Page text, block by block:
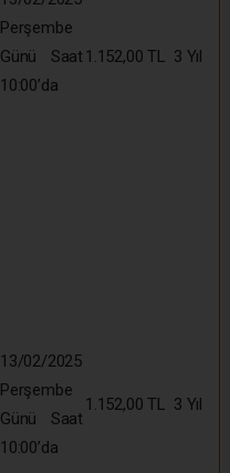
Perşembe
Günü Saat
10:00’da
1.152,00 TL 3 Yıl
13/02/2025
Perşembe
Günü Saat
10:00’da
1.152,00 TL 3 Yıl